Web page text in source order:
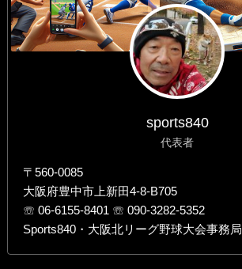
sports840
代表者
〒560-0085
大阪府豊中市上新田4-8-B705
☏ 06-6155-8401 ☏ 090-3282-5352
Sports840・大阪北リーグ野球大会事務局